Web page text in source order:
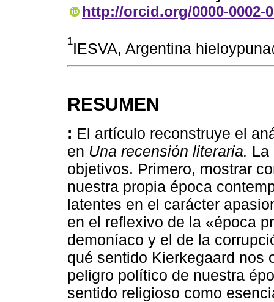
http://orcid.org/0000-0002-
1IESVA, Argentina
RESUMEN
: El artículo reconstruye el
en Una recensión literaria. La
objetivos. Primero, mostrar
nuestra propia época
latentes en el carácter
en el reflexivo de la «época
demoníaco y el de la
qué sentido Kierkegaard nos
peligro político de nuestra
sentido religioso como